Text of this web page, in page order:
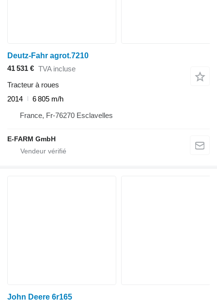
Deutz-Fahr agrot.7210
41 531 € TVA incluse
Tracteur à roues
2014
6 805 m/h
France, Fr-76270 Esclavelles
E-FARM GmbH
John Deere 6r165